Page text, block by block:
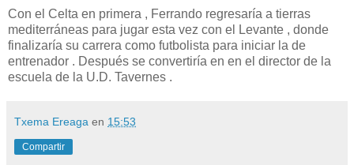
Con el Celta en primera , Ferrando regresaría a tierras
mediterráneas para jugar esta vez con el Levante , donde
finalizaría su carrera como futbolista para iniciar la de
entrenador . Después se convertiría en en el director de la
escuela de la U.D. Tavernes .
Txema Ereaga en 15:53
Compartir